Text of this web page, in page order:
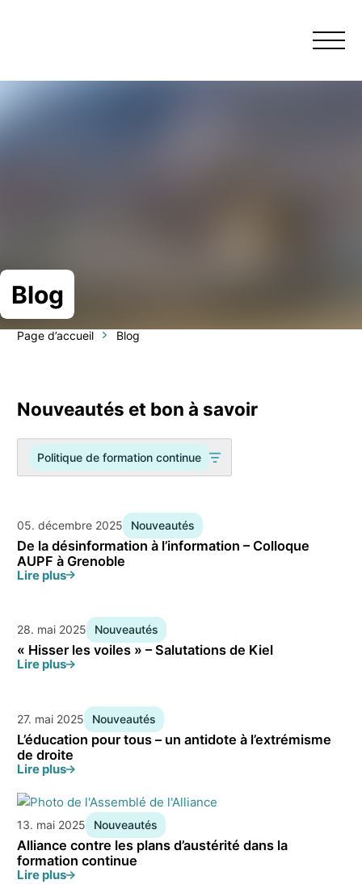
Menu
Blog
Page d’accueil Blog
Nouveautés et bon à savoir
Politique de formation continue
05. décembre 2025 Nouveautés
De la désinformation à l’information – Colloque
AUPF à Grenoble
Lire plus
28. mai 2025 Nouveautés
« Hisser les voiles » – Salutations de Kiel
Lire plus
27. mai 2025 Nouveautés
L’éducation pour tous – un antidote à l’extrémisme
de droite
Lire plus
13. mai 2025 Nouveautés
Alliance contre les plans d’austérité dans la
formation continue
Lire plus